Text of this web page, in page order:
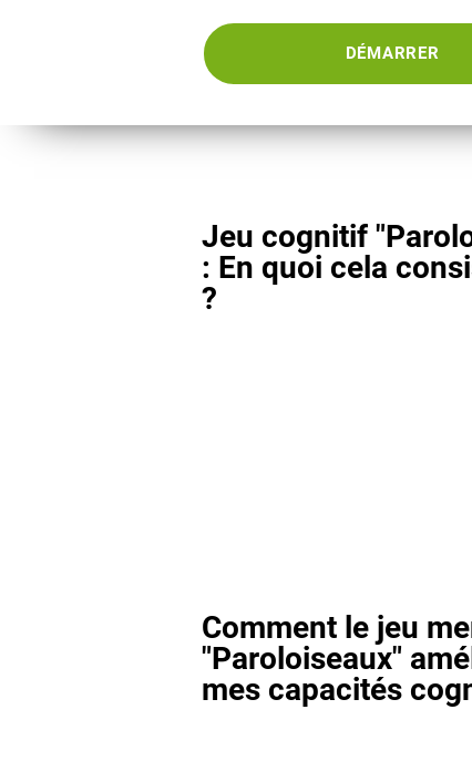
DÉMARRER
Jeu cognitif
: En quoi cela
?
Comment le jeu
"Paroloiseaux"
mes capacités